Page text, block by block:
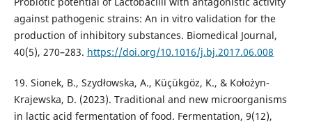
against pathogenic strains: An in vitro validation for the
production of inhibitory substances. Biomedical Journal,
40(5), 270–283. https://doi.org/10.1016/j.bj.2017.06.008
19. Sionek, B., Szydłowska, A., Küçükgöz, K., & Kołożyn-
Krajewska, D. (2023). Traditional and new microorganisms
in lactic acid fermentation of food. Fermentation, 9(12),